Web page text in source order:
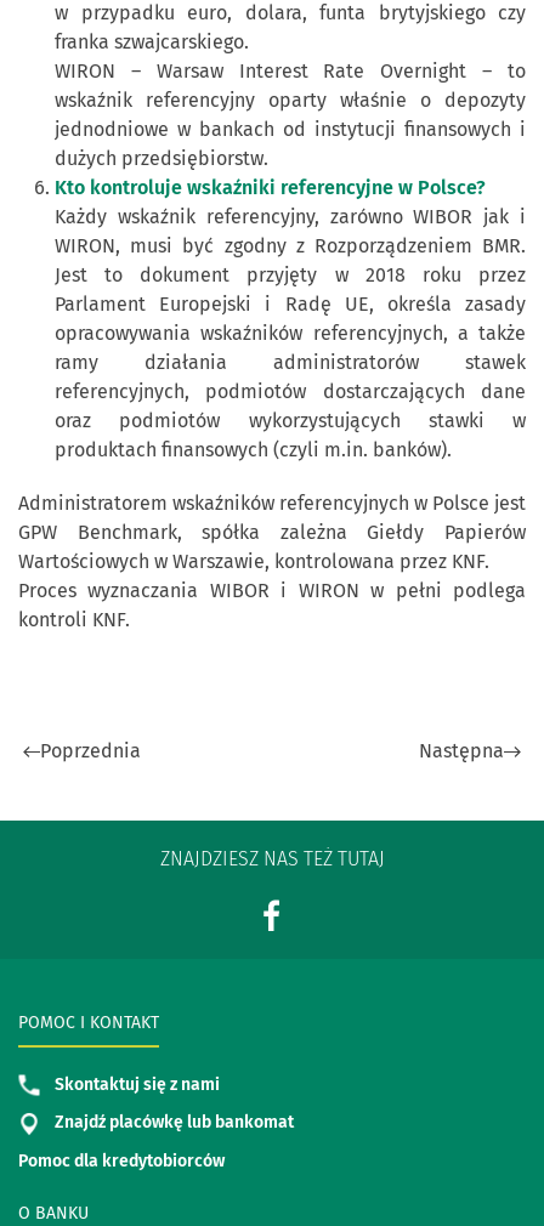
w przypadku euro, dolara, funta brytyjskiego czy
franka szwajcarskiego.
WIRON – Warsaw Interest Rate Overnight – to
wskaźnik referencyjny oparty właśnie o depozyty
jednodniowe w bankach od instytucji finansowych i
dużych przedsiębiorstw.
Kto kontroluje wskaźniki referencyjne w Polsce?
Każdy wskaźnik referencyjny, zarówno WIBOR jak i
WIRON, musi być zgodny z Rozporządzeniem BMR.
Jest to dokument przyjęty w 2018 roku przez
Parlament Europejski i Radę UE, określa zasady
opracowywania wskaźników referencyjnych, a także
ramy działania administratorów stawek
referencyjnych, podmiotów dostarczających dane
oraz podmiotów wykorzystujących stawki w
produktach finansowych (czyli m.in. banków).
Administratorem wskaźników referencyjnych w Polsce jest
GPW Benchmark, spółka zależna Giełdy Papierów
Wartościowych w Warszawie, kontrolowana przez KNF.
Proces wyznaczania WIBOR i WIRON w pełni podlega
kontroli KNF.
Poprzednia Następna
ZNAJDZIESZ NAS TEŻ TUTAJ
O BANKU
POMOC I KONTAKT
Skontaktuj się z nami
Znajdź placówkę lub bankomat
Pomoc dla kredytobiorców